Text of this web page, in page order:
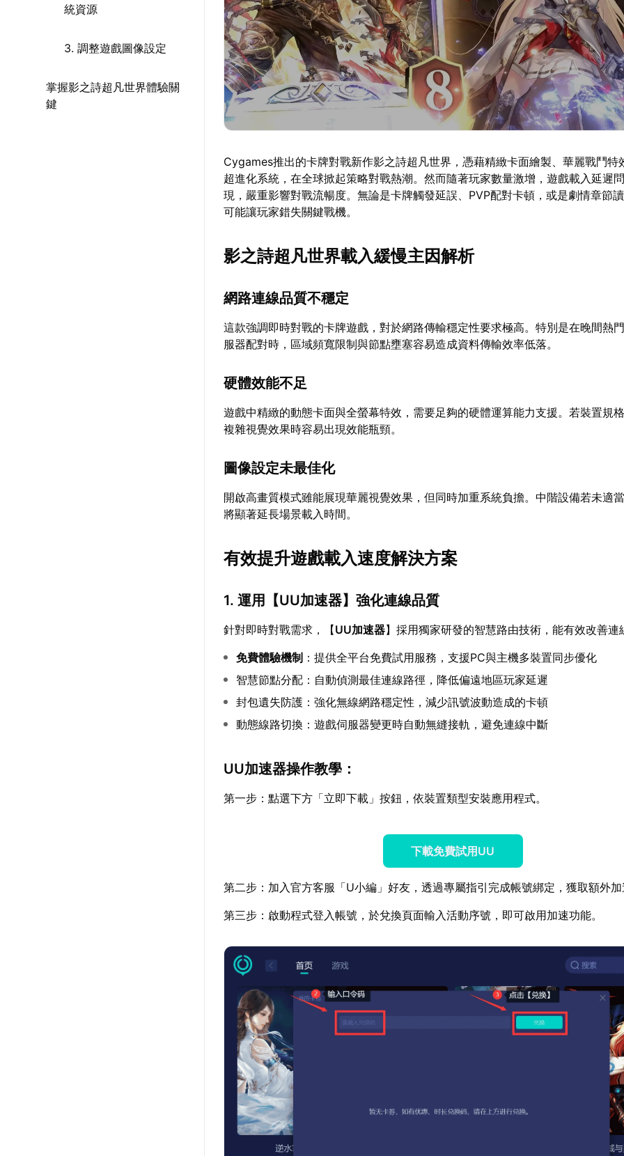
統資源
3. 調整遊戲圖像設定
掌握影之詩超凡世界體驗關
鍵
Cygames推出的卡牌對戰新作影之詩超凡世界，憑藉精緻卡面繪製、華麗戰鬥特
超進化系統，在全球掀起策略對戰熱潮。然而隨著玩家數量激增，遊戲載入延遲
現，嚴重影響對戰流暢度。無論是卡牌觸發延誤、PVP配對卡頓，或是劇情章節
可能讓玩家錯失關鍵戰機。
影之詩超凡世界載入緩慢主因解析
網路連線品質不穩定
這款強調即時對戰的卡牌遊戲，對於網路傳輸穩定性要求極高。特別是在晚間熱
服器配對時，區域頻寬限制與節點壅塞容易造成資料傳輸效率低落。
硬體效能不足
遊戲中精緻的動態卡面與全螢幕特效，需要足夠的硬體運算能力支援。若裝置規
複雜視覺效果時容易出現效能瓶頸。
圖像設定未最佳化
開啟高畫質模式雖能展現華麗視覺效果，但同時加重系統負擔。中階設備若未適
將顯著延長場景載入時間。
有效提升遊戲載入速度解決方案
1. 運用【UU加速器】強化連線品質
針對即時對戰需求，【UU加速器】採用獨家研發的智慧路由技術，能有效改善連
免費體驗機制 ：提供全平台免費試用服務，支援PC與主機多裝置同步優化
智慧節點分配：自動偵測最佳連線路徑，降低偏遠地區玩家延遲
封包遺失防護：強化無線網路穩定性，減少訊號波動造成的卡頓
動態線路切換：遊戲伺服器變更時自動無縫接軌，避免連線中斷
UU加速器操作教學：
第一步：點選下方「立即下載」按鈕，依裝置類型安裝應用程式。
下載免費試用UU
第二步：加入官方客服「U小編」好友，透過專屬指引完成帳號綁定，獲取額外
第三步：啟動程式登入帳號，於兌換頁面輸入活動序號，即可啟用加速功能。